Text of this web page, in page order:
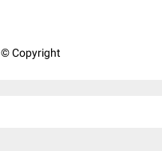
© Copyright